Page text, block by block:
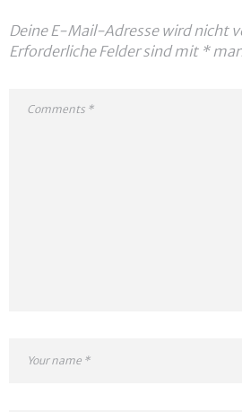
Deine E-Mail-Adresse wird nicht
Erforderliche Felder sind mit *